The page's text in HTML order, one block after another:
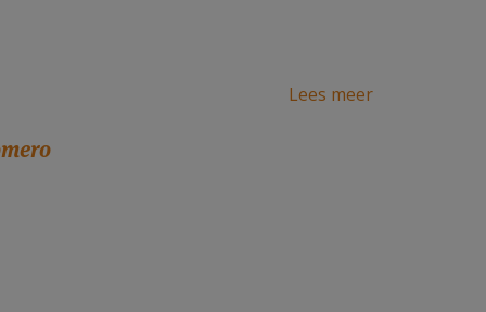
Lees meer